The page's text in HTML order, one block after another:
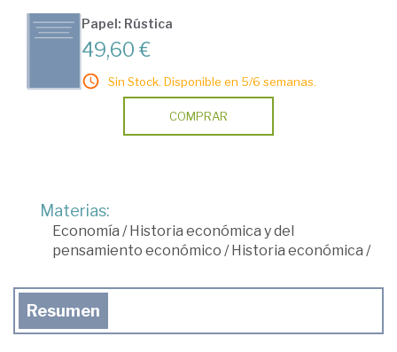
Papel: Rústica
49,60 €
Sin Stock. Disponible en 5/6 semanas.
COMPRAR
Materias:
Economía /Historia económica y del
pensamiento económico /Historia económica /
Resumen